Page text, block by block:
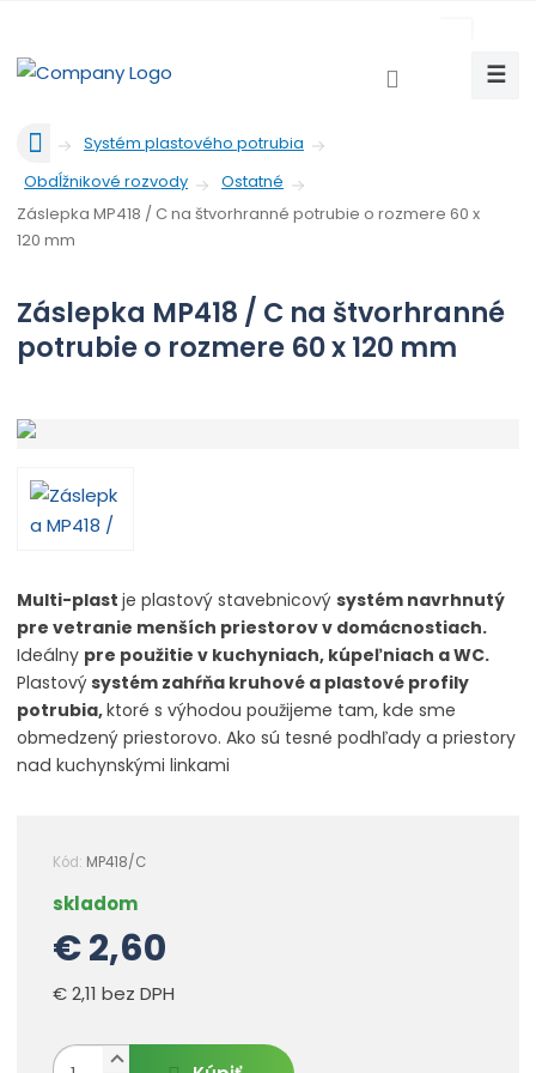
d
☰
o
d
n
t
r
Systém plastového potrubia
Obdĺžnikové rozvody
Ostatné
Záslepka MP418 / C na štvorhranné potrubie o rozmere 60 x
120 mm
Záslepka MP418 / C na štvorhranné
potrubie o rozmere 60 x 120 mm
Multi-plastje plastový stavebnicovýsystém navrhnutý
pre vetranie menších priestorov v domácnostiach.
Ideálny pre použitie v kuchyniach, kúpeľniach a WC.
Plastovýsystém zahŕňa kruhové a plastové profily
potrubia,ktoré s výhodou použijeme tam, kde sme
obmedzený priestorovo. Ako sú tesné podhľady a priestory
nad kuchynskými linkami
Kód: MP418/C
skladom
€ 2,60
€ 2,11 bez DPH
Z
N